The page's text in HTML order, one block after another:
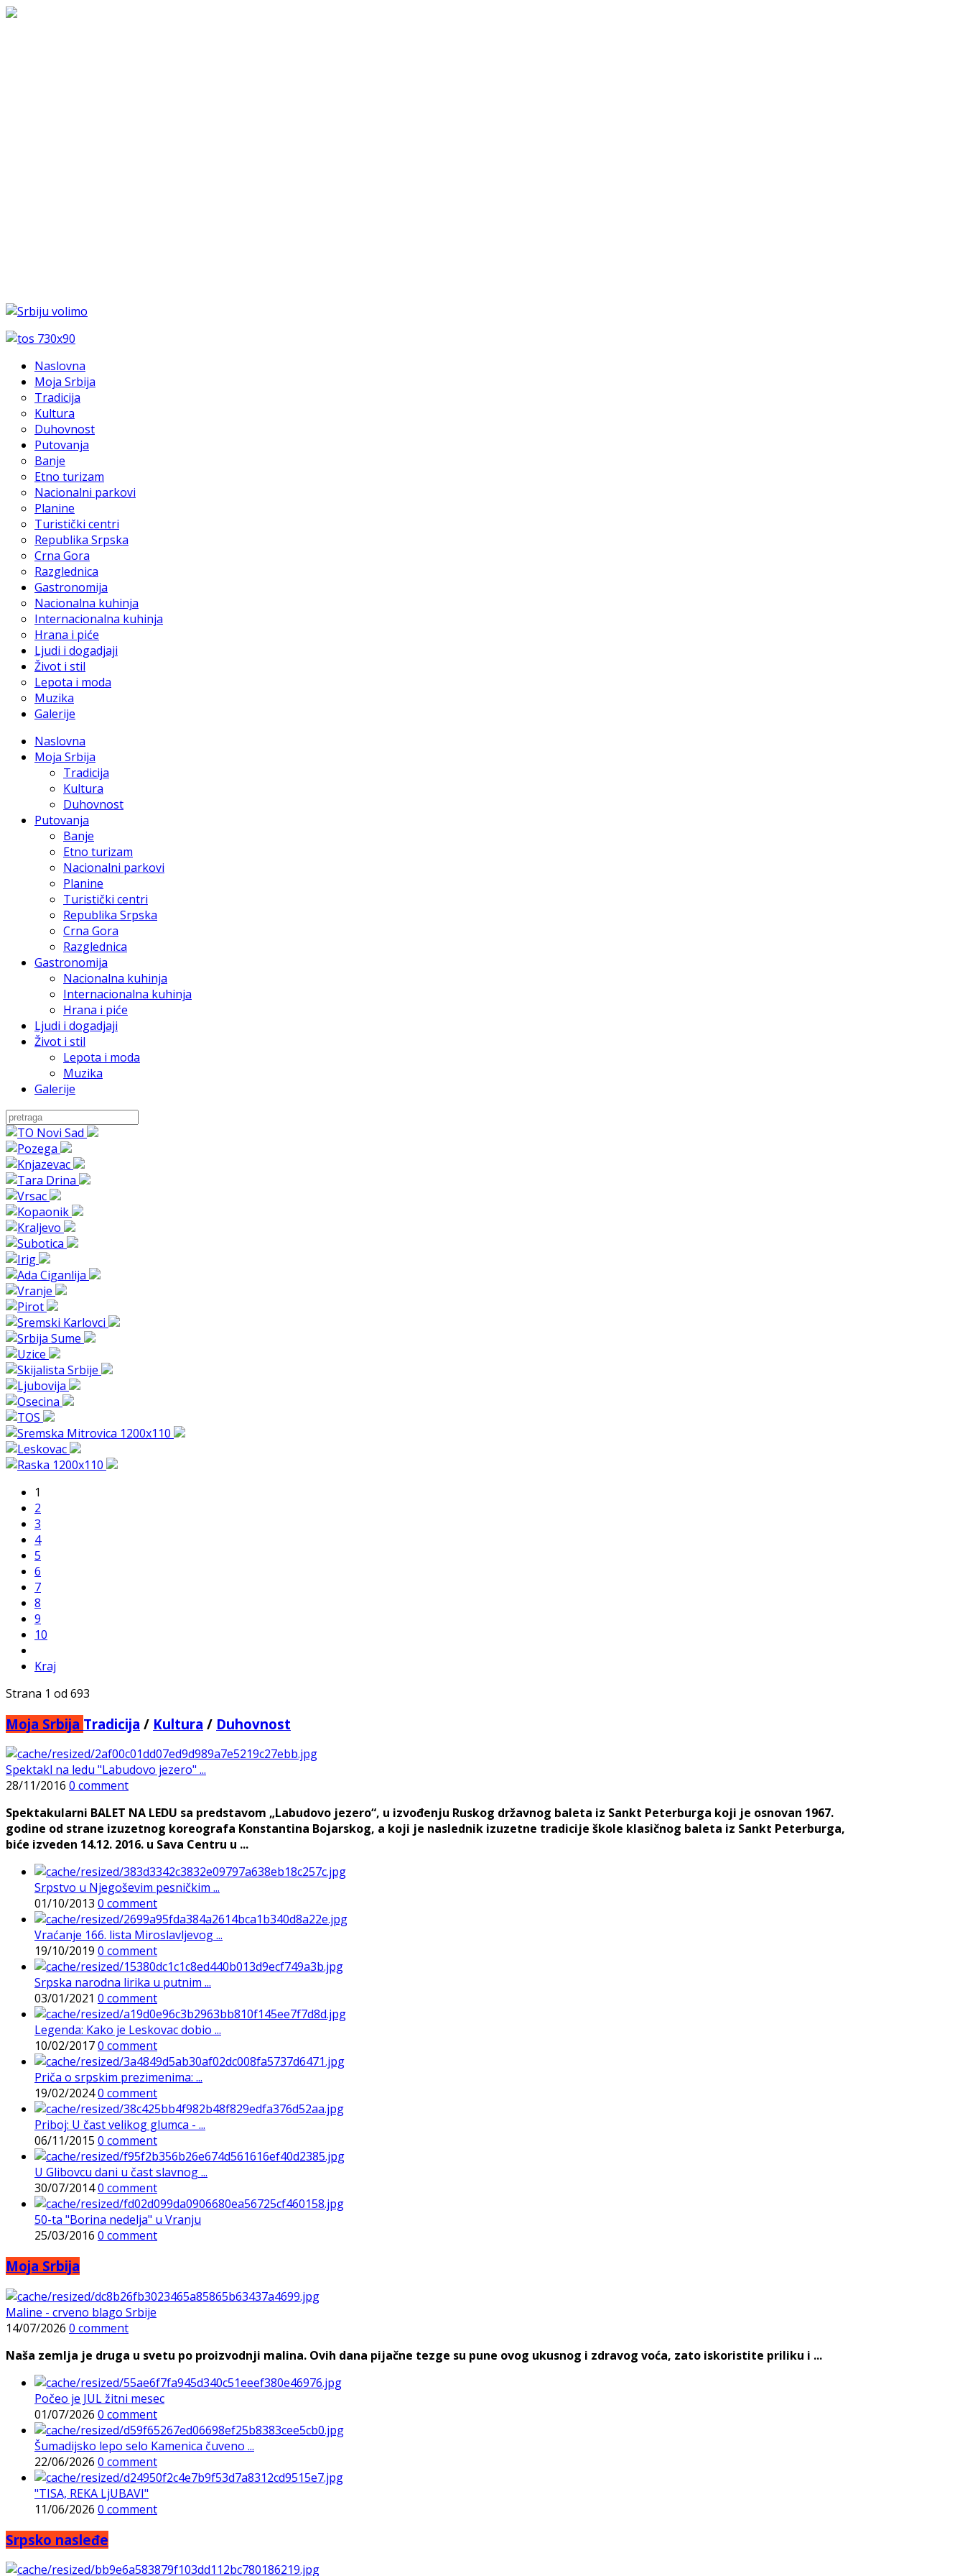
Naslovna
Moja Srbija
Tradicija
Kultura
Duhovnost
Putovanja
Banje
Etno turizam
Nacionalni parkovi
Planine
Turistički centri
Republika Srpska
Crna Gora
Razglednica
Gastronomija
Nacionalna kuhinja
Internacionalna kuhinja
Hrana i piće
Ljudi i dogadjaji
Život i stil
Lepota i moda
Muzika
Galerije
Naslovna
Moja Srbija
Tradicija
Kultura
Duhovnost
Putovanja
Banje
Etno turizam
Nacionalni parkovi
Planine
Turistički centri
Republika Srpska
Crna Gora
Razglednica
Gastronomija
Nacionalna kuhinja
Internacionalna kuhinja
Hrana i piće
Ljudi i dogadjaji
Život i stil
Lepota i moda
Muzika
Galerije
1
2
3
4
5
6
7
8
9
10
Kraj
Strana 1 od 693
Moja Srbija Tradicija / Kultura / Duhovnost
Spektakl na ledu "Labudovo jezero" ...
28/11/2016 0 comment
Spektakularni BALET NA LEDU sa predstavom „Labudovo jezero“, u izvođenju Ruskog državnog baleta iz Sankt Peterburga koji je osnovan 1967.
godine od strane izuzetnog koreografa Konstantina Bojarskog, a koji je naslednik izuzetne tradicije škole klasičnog baleta iz Sankt Peterburga,
biće izveden 14.12. 2016. u Sava Centru u ...
Srpstvo u Njegoševim pesničkim ...
01/10/2013 0 comment
Vraćanje 166. lista Miroslavljevog ...
19/10/2019 0 comment
Srpska narodna lirika u putnim ...
03/01/2021 0 comment
Legenda: Kako je Leskovac dobio ...
10/02/20170 comment
Priča o srpskim prezimenima: ...
19/02/20240 comment
Priboj: U čast velikog glumca - ...
06/11/2015 0 comment
U Glibovcu dani u čast slavnog ...
30/07/20140 comment
50-ta "Borina nedelja" u Vranju
25/03/2016 0 comment
Moja Srbija
Maline - crveno blago Srbije
14/07/2026 0 comment
Naša zemlja je druga u svetu po proizvodnji malina. Ovih dana pijačne tezge su pune ovog ukusnog i zdravog voća, zato iskoristite priliku i ...
Počeo je JUL žitni mesec
01/07/2026 0 comment
Šumadijsko lepo selo Kamenica čuveno ...
22/06/2026 0 comment
"TISA, REKA LjUBAVI"
11/06/2026 0 comment
Srpsko nasleđe